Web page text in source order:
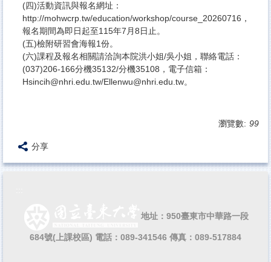
(四)活動資訊與報名網址：
http://mohwcrp.tw/education/workshop/course_20260716，
報名期間為即日起至115年7月8日止。
(五)檢附研習會海報1份。
(六)課程及報名相關請洽詢本院洪小姐/吳小姐，聯絡電話：
(037)206-166分機35132/分機35108，電子信箱：
Hsincih@nhri.edu.tw/Ellenwu@nhri.edu.tw。
瀏覽數: 99
分享
地址：950臺東市中華路一段
684號(上課校區) 電話：089-341546 傳真：089-517884